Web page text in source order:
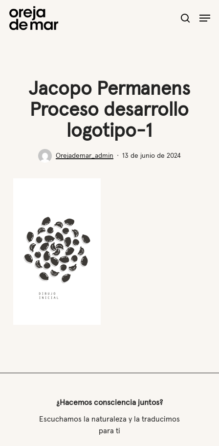
search
Jacopo Permanens
Proceso desarrollo
logotipo-1
Orejademar_admin 13 de junio de 2024
¿Hacemos consciencia juntos?
Escuchamos la naturaleza y la traducimos
para ti